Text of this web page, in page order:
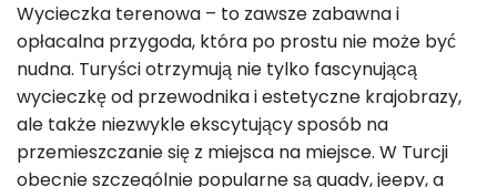
Wycieczka terenowa – to zawsze zabawna i
opłacalna przygoda, która po prostu nie może być
nudna. Turyści otrzymują nie tylko fascynującą
wycieczkę od przewodnika i estetyczne krajobrazy,
ale także niezwykle ekscytujący sposób na
przemieszczanie się z miejsca na miejsce. W Turcji
obecnie szczególnie popularne są quady, jeepy, a